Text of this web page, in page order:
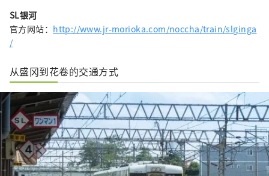
SL银河
官方网站： http://www.jr-morioka.com/noccha/train/slginga
/
从盛冈到花卷的交通方式